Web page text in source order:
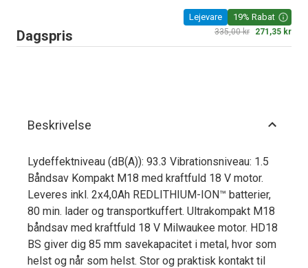
Lejevare 19% Rabat
Dagspris 335,00 kr 271,35 kr
Beskrivelse
Lydeffektniveau (dB(A)): 93.3 Vibrationsniveau: 1.5
Båndsav Kompakt M18 med kraftfuld 18 V motor.
Leveres inkl. 2x4,0Ah REDLITHIUM-ION™ batterier,
80 min. lader og transportkuffert. Ultrakompakt M18
båndsav med kraftfuld 18 V Milwaukee motor. HD18
BS giver dig 85 mm savekapacitet i metal, hvor som
helst og når som helst. Stor og praktisk kontakt til